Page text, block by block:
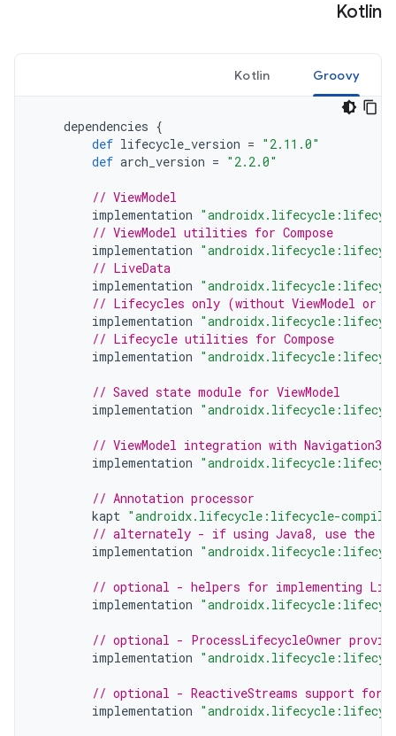
Kotlin
Groovy
Kotlin
dependencies {
def lifecycle_version = "2.11.0"
def arch_version = "2.2.0"
// ViewModel
implementation
// ViewModel utilities for Compose
implementation
// LiveData
implementation
// Lifecycles only (without ViewModel or
implementation
// Lifecycle utilities for Compose
implementation
// Saved state module for ViewModel
implementation
// ViewModel integration with Navigation3
implementation
// Annotation processor
kapt "androidx.lifecycle:lifecycle-
// alternately - if using Java8, use the
implementation
// optional - helpers for implementing
implementation
// optional - ProcessLifecycleOwner
implementation
// optional - ReactiveStreams support for
implementation